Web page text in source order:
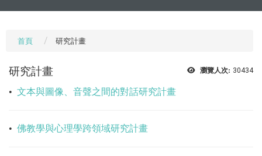
首頁 研究計畫
瀏覽人次: 30434
研究計畫
• 文本與圖像、音聲之間的對話研究計畫
• 佛教學與心理學跨領域研究計畫